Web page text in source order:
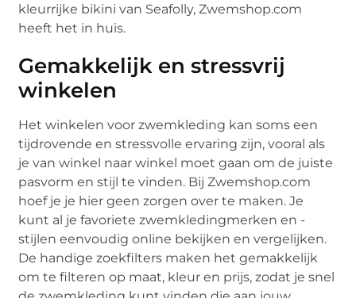
kleurrijke bikini van Seafolly, Zwemshop.com
heeft het in huis.
Gemakkelijk en stressvrij
winkelen
Het winkelen voor zwemkleding kan soms een
tijdrovende en stressvolle ervaring zijn, vooral als
je van winkel naar winkel moet gaan om de juiste
pasvorm en stijl te vinden. Bij Zwemshop.com
hoef je je hier geen zorgen over te maken. Je
kunt al je favoriete zwemkledingmerken en -
stijlen eenvoudig online bekijken en vergelijken.
De handige zoekfilters maken het gemakkelijk
om te filteren op maat, kleur en prijs, zodat je snel